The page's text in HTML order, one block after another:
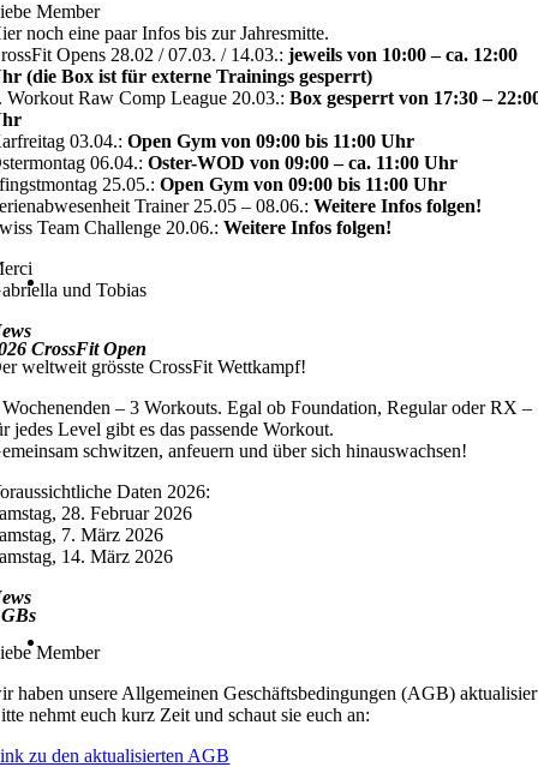
Member
noch eine paar Infos bis zur Jahresmitte.
Opens 28.02 / 07.03. / 14.03.:jeweils von 10:00 – ca. 12:00
(die Box ist für externe Trainings gesperrt)
Workout Raw Comp League 20.03.:Box gesperrt von 17:30 –
03.04.:Open Gym von 09:00 bis 11:00 Uhr
06.04.:Oster-WOD von 09:00 – ca. 11:00 Uhr
25.05.:Open Gym von 09:00 bis 11:00 Uhr
Trainer 25.05 – 08.06.:Weitere Infos folgen!
Team Challenge 20.06.:Weitere Infos folgen!
und Tobias
CrossFit Open
weltweit grösste CrossFit Wettkampf!
– 3 Workouts. Egal ob Foundation, Regular oder RX –
jedes Level gibt es das passende Workout.
schwitzen, anfeuern und über sich hinauswachsen!
Daten 2026:
28. Februar 2026
7. März 2026
14. März 2026
Member
haben unsere Allgemeinen Geschäftsbedingungen (AGB)
nehmt euch kurz Zeit und schaut sie euch an:
zu den aktualisierten AGB